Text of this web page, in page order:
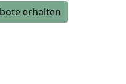
erhalten